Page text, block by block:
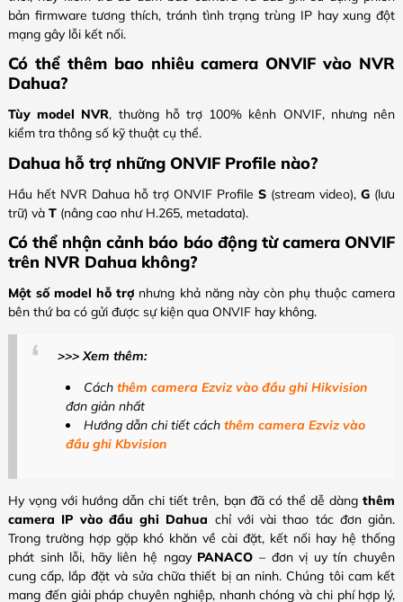
bản firmware tương thích, tránh tình trạng trùng IP hay xung đột
mạng gây lỗi kết nối.
Có thể thêm bao nhiêu camera ONVIF vào NVR
Dahua?
Tùy model NVR, thường hỗ trợ 100% kênh ONVIF, nhưng nên
kiểm tra thông số kỹ thuật cụ thể.
Dahua hỗ trợ những ONVIF Profile nào?
Hầu hết NVR Dahua hỗ trợ ONVIF Profile S (stream video), G (lưu
trữ) và T (nâng cao như H.265, metadata).
Có thể nhận cảnh báo báo động từ camera ONVIF
trên NVR Dahua không?
Một số model hỗ trợ nhưng khả năng này còn phụ thuộc camera
bên thứ ba có gửi được sự kiện qua ONVIF hay không.
>>> Xem thêm:
Cách thêm camera Ezviz vào đầu ghi Hikvision
đơn giản nhất
Hướng dẫn chi tiết cách thêm camera Ezviz vào
đầu ghi Kbvision
Hy vọng với hướng dẫn chi tiết trên, bạn đã có thể dễ dàng thêm
camera IP vào đầu ghi Dahua chỉ với vài thao tác đơn giản.
Trong trường hợp gặp khó khăn về cài đặt, kết nối hay hệ thống
phát sinh lỗi, hãy liên hệ ngay PANACO – đơn vị uy tín chuyên
cung cấp, lắp đặt và sửa chữa thiết bị an ninh. Chúng tôi cam kết
mang đến giải pháp chuyên nghiệp, nhanh chóng và chi phí hợp lý,